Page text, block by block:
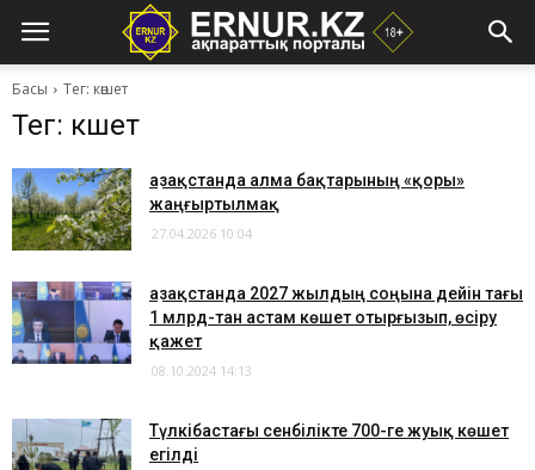
Басы Тег: көшет
Тег: көшет
Қазақстанда алма бақтарының «қоры»
жаңғыртылмақ
27.04.2026 10:04
Қазақстанда 2027 жылдың соңына дейін тағы
1 млрд-тан астам көшет отырғызып, өсіру
қажет
08.10.2024 14:13
Түлкібастағы сенбілікте 700-ге жуық көшет
егілді